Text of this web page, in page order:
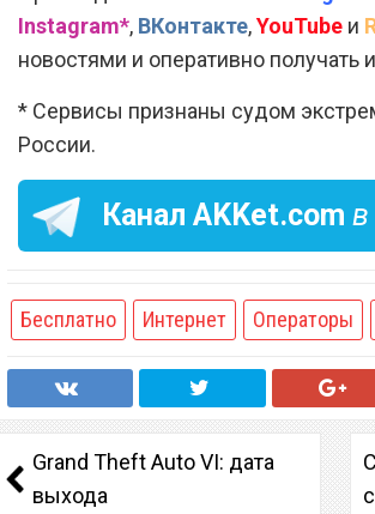
Instagram*, ВКонтакте,YouTube и
новостями и оперативно получать
* Сервисы признаны судом
России.
Канал AKKet.com в
Бесплатно Интернет Операторы
Grand Theft Auto VI: дата
выхода